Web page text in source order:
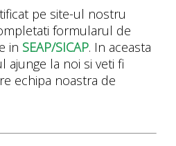
pe site-ul nostru
formularul de
in SEAP/SICAP. In aceasta
ajunge la noi si veti fi
echipa noastra de